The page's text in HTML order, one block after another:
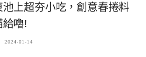
池上超夯小吃，創意春捲料
給嚕!
2024-01-14